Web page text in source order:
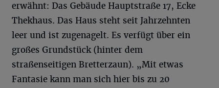
erwähnt: Das Gebäude Hauptstraße 17, Ecke
Thekhaus. Das Haus steht seit Jahrzehnten
leer und ist zugenagelt. Es verfügt über ein
großes Grundstück (hinter dem
straßenseitigen Bretterzaun). „Mit etwas
Fantasie kann man sich hier bis zu 20